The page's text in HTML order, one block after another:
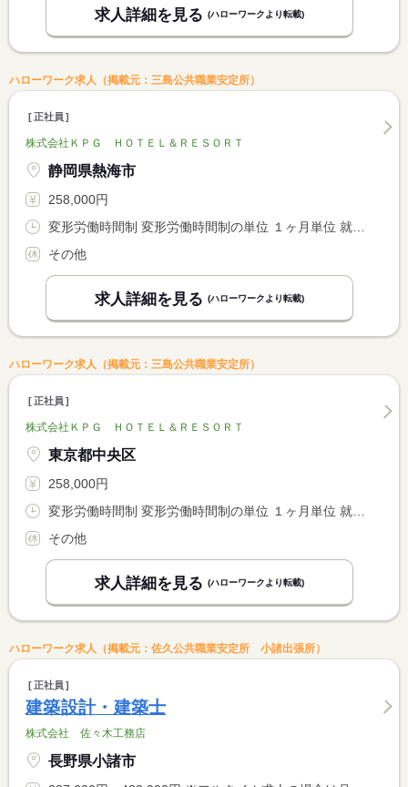
求人詳細を見る (ハローワークより転載)
ハローワーク求人（掲載元：三島公共職業安定所）
正社員
株式会社ＫＰＧ ＨＯＴＥＬ＆ＲＥＳＯＲＴ
静岡県熱海市
258,000円
その他
求人詳細を見る (ハローワークより転載)
ハローワーク求人（掲載元：三島公共職業安定所）
正社員
株式会社ＫＰＧ ＨＯＴＥＬ＆ＲＥＳＯＲＴ
東京都中央区
258,000円
その他
求人詳細を見る (ハローワークより転載)
ハローワーク求人（掲載元：佐久公共職業安定所 小諸出張所）
正社員
建築設計・建築士
株式会社 佐々木工務店
長野県小諸市